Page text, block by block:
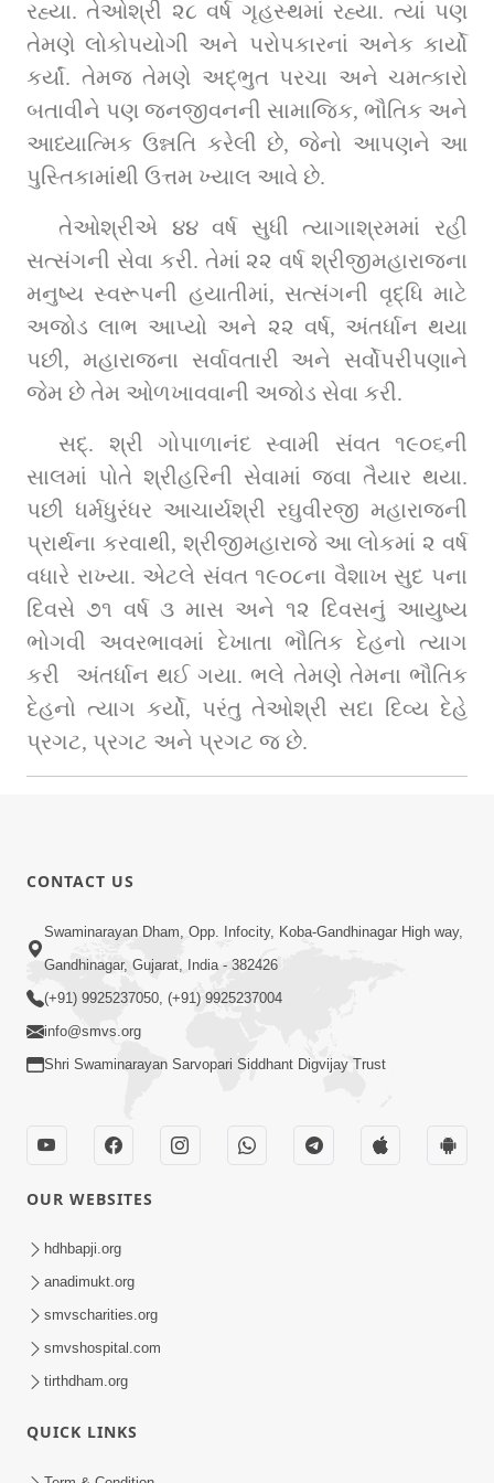
રહ્યા. તેઓશ્રી ૨૮ વર્ષ ગૃહસ્થમાં રહ્યા. ત્યાં પણ
તેમણે લોકોપયોગી અને પરોપકારનાં અનેક કાર્યો
કર્યાં. તેમજ તેમણે અદ્‌ભુત પરચા અને ચમત્કારો
બતાવીને પણ જનજીવનની સામાજિક, ભૌતિક અને
આધ્યાત્મિક ઉન્નતિ કરેલી છે, જેનો આપણને આ
પુસ્તિકામાંથી ઉત્તમ ખ્યાલ આવે છે.
તેઓશ્રીએ ૪૪ વર્ષ સુધી ત્યાગાશ્રમમાં રહી
સત્સંગની સેવા કરી. તેમાં ૨૨ વર્ષ શ્રીજીમહારાજના
મનુષ્ય સ્વરૂપની હયાતીમાં, સત્સંગની વૃદ્ધિ માટે
અજોડ લાભ આપ્યો અને ૨૨ વર્ષ, અંતર્ધાન થયા
પછી, મહારાજના સર્વાવતારી અને સર્વોપરીપણાને
જેમ છે તેમ ઓળખાવવાની અજોડ સેવા કરી.
સદ્‌. શ્રી ગોપાળાનંદ સ્વામી સંવત ૧૯૦૬ની
સાલમાં પોતે શ્રીહરિની સેવામાં જવા તૈયાર થયા.
પછી ધર્મધુરંધર આચાર્યશ્રી રઘુવીરજી મહારાજની
પ્રાર્થના કરવાથી, શ્રીજીમહારાજે આ લોકમાં ૨ વર્ષ
વધારે રાખ્યા. એટલે સંવત ૧૯૦૮ના વૈશાખ સુદ ૫ના
દિવસે ૭૧ વર્ષ ૩ માસ અને ૧૨ દિવસનું આયુષ્ય
ભોગવી અવરભાવમાં દેખાતા ભૌતિક દેહનો ત્યાગ
કરી  અંતર્ધાન થઈ ગયા. ભલે તેમણે તેમના ભૌતિક
દેહનો ત્યાગ કર્યો, પરંતુ તેઓશ્રી સદા દિવ્ય દેહે
પ્રગટ, પ્રગટ અને પ્રગટ જ છે.
CONTACT US
Swaminarayan Dham, Opp. Infocity, Koba-Gandhinagar High way,
Gandhinagar, Gujarat, India - 382426
(+91) 9925237050, (+91) 9925237004
info@smvs.org
Shri Swaminarayan Sarvopari Siddhant Digvijay Trust
OUR WEBSITES
hdhbapji.org
anadimukt.org
smvscharities.org
smvshospital.com
tirthdham.org
QUICK LINKS